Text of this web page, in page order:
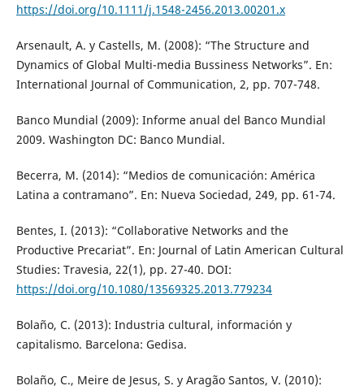
https://doi.org/10.1111/j.1548-2456.2013.00201.x
Arsenault, A. y Castells, M. (2008): “The Structure and
Dynamics of Global Multi-media Bussiness Networks”. En:
International Journal of Communication, 2, pp. 707-748.
Banco Mundial (2009): Informe anual del Banco Mundial
2009. Washington DC: Banco Mundial.
Becerra, M. (2014): “Medios de comunicación: América
Latina a contramano”. En: Nueva Sociedad, 249, pp. 61-74.
Bentes, I. (2013): “Collaborative Networks and the
Productive Precariat”. En: Journal of Latin American Cultural
Studies: Travesia, 22(1), pp. 27-40. DOI:
https://doi.org/10.1080/13569325.2013.779234
Bolaño, C. (2013): Industria cultural, información y
capitalismo. Barcelona: Gedisa.
Bolaño, C., Meire de Jesus, S. y Aragão Santos, V. (2010):